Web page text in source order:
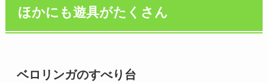
ほかにも遊具がたくさん
ベロリンガのすべり台